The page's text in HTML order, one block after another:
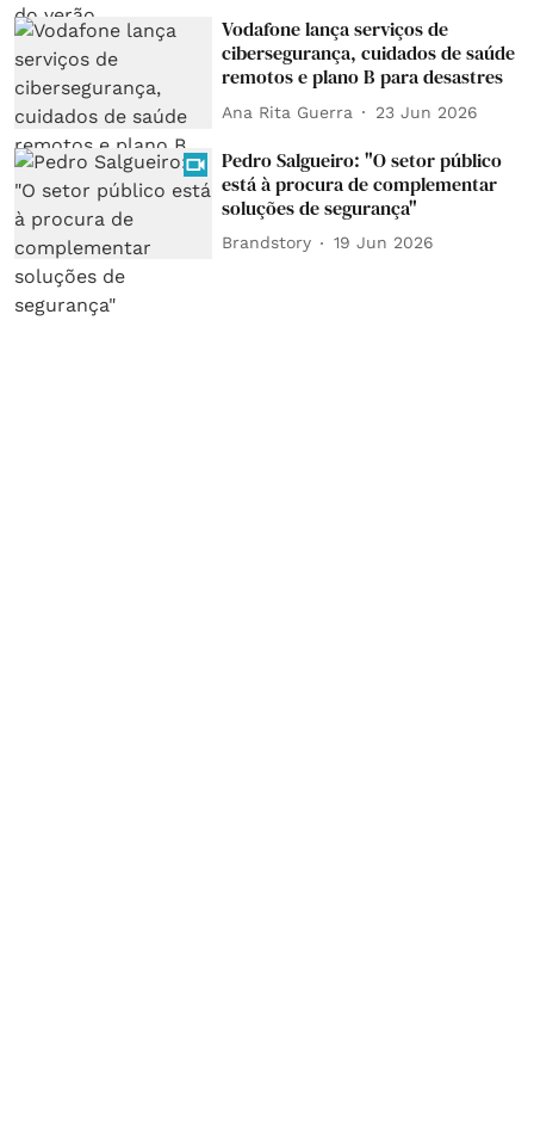
Vodafone lança serviços de
cibersegurança, cuidados de saúde
remotos e plano B para desastres
Ana Rita Guerra 23 Jun 2026
Pedro Salgueiro: "O setor público
está à procura de complementar
soluções de segurança"
Brandstory 19 Jun 2026